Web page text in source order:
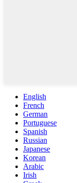
English
French
German
Portuguese
Spanish
Russian
Japanese
Korean
Arabic
Irish